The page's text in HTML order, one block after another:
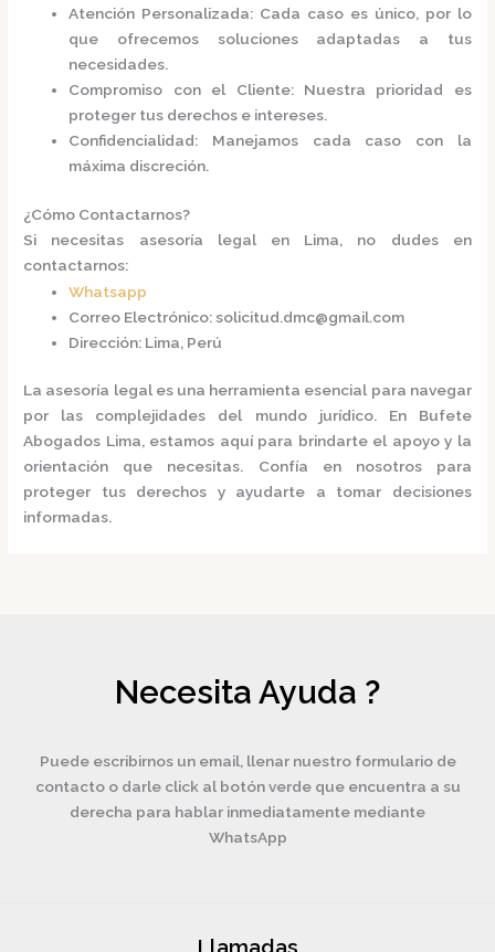
Atención Personalizada: Cada caso es único, por lo
que ofrecemos soluciones adaptadas a tus
necesidades.
Compromiso con el Cliente: Nuestra prioridad es
proteger tus derechos e intereses.
Confidencialidad: Manejamos cada caso con la
máxima discreción.​
¿Cómo Contactarnos?
Si necesitas asesoría legal en Lima, no dudes en
contactarnos:​
Whatsapp
Correo Electrónico: solicitud.dmc@gmail.com
Dirección: Lima, Perú​
La asesoría legal es una herramienta esencial para navegar
por las complejidades del mundo jurídico. En Bufete
Abogados Lima, estamos aquí para brindarte el apoyo y la
orientación que necesitas. Confía en nosotros para
proteger tus derechos y ayudarte a tomar decisiones
informadas.
Necesita Ayuda ?
Puede escribirnos un email, llenar nuestro formulario de
contacto o darle click al botón verde que encuentra a su
derecha para hablar inmediatamente mediante
WhatsApp
Llamadas